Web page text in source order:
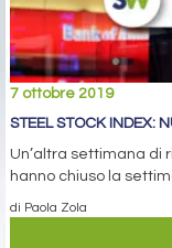
7 ottobre 2019
STEEL STOCK INDEX:
Un’altra settimana di
hanno chiuso la
di Paola Zola